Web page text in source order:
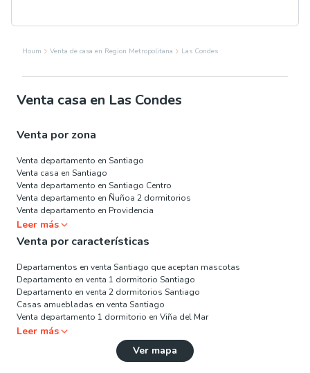
Houm Venta de casa en Region Metropolitana Las Condes
Venta casa en Las Condes
Venta por zona
Venta departamento en Santiago
Venta casa en Santiago
Venta departamento en Santiago Centro
Venta departamento en Ñuñoa 2 dormitorios
Venta departamento en Providencia
Leer más
Venta por características
Departamentos en venta Santiago que aceptan mascotas
Departamento en venta 1 dormitorio Santiago
Departamento en venta 2 dormitorios Santiago
Casas amuebladas en venta Santiago
Venta departamento 1 dormitorio en Viña del Mar
Leer más
Ver mapa